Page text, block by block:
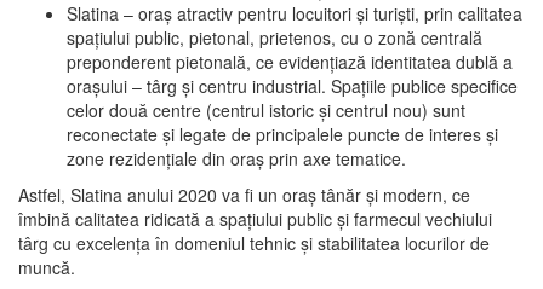
Slatina – oraş atractiv pentru locuitori şi turişti, prin calitatea
spaţiului public, pietonal, prietenos, cu o zonă centrală
preponderent pietonală, ce evidenţiază identitatea dublă a
oraşului – târg şi centru industrial. Spaţiile publice specifice
celor două centre (centrul istoric şi centrul nou) sunt
reconectate şi legate de principalele puncte de interes şi
zone rezidenţiale din oraş prin axe tematice.
Astfel, Slatina anului 2020 va fi un oraş tânăr şi modern, ce
îmbină calitatea ridicată a spaţiului public şi farmecul vechiului
târg cu excelenţa în domeniul tehnic şi stabilitatea locurilor de
muncă.